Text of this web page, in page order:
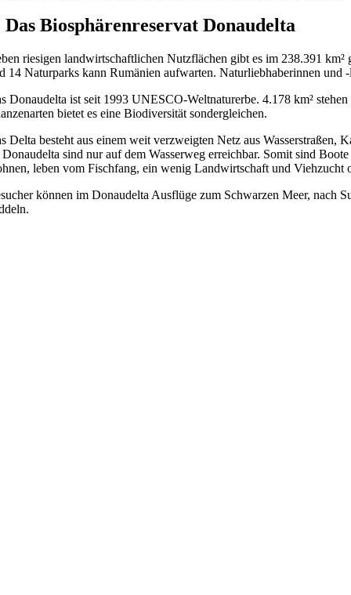
Das Biosphärenreservat Donaudelta
riesigen landwirtschaftlichen Nutzflächen gibt es im 238.391
14 Naturparks kann Rumänien aufwarten. Naturliebhaberinnen
Donaudelta ist seit 1993 UNESCO-Weltnaturerbe. 4.178 km²
bietet es eine Biodiversität sondergleichen.
Delta besteht aus einem weit verzweigten Netz aus
sind nur auf dem Wasserweg erreichbar. Somit sind
leben vom Fischfang, ein wenig Landwirtschaft und Viehzucht
können im Donaudelta Ausflüge zum Schwarzen Meer, nach